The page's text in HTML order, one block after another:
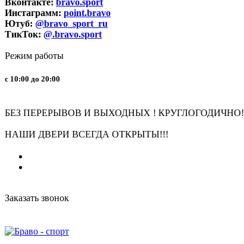
Вконтакте: bravo.sport
Инстаграмм: point.bravo
Ютуб: @bravo_sport_ru
ТикТок: @.bravo.sport
Режим работы
с 10:00 до 20:00
БЕЗ ПЕРЕРЫВОВ И ВЫХОДНЫХ ! КРУГЛОГОДИЧНО!
НАШИ ДВЕРИ ВСЕГДА ОТКРЫТЫ!!!
Заказать звонок